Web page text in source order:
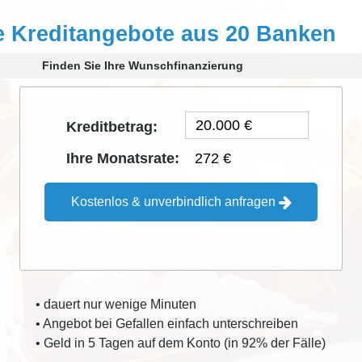
Kreditangebote aus 20 Banken
Finden Sie Ihre Wunschfinanzierung
Kreditbetrag:
Ihre Monatsrate:
272 €
Kostenlos & unverbindlich anfragen
• dauert nur wenige Minuten
• Angebot bei Gefallen einfach unterschreiben
• Geld in 5 Tagen auf dem Konto (in 92% der Fälle)